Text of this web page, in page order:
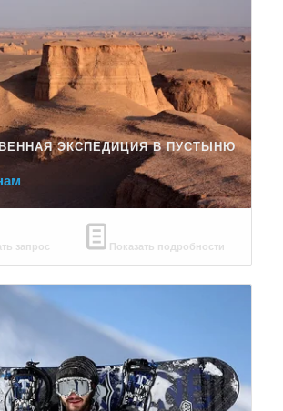
ЭКСПЕДИЦИЯ В ПУСТЫНЮ
запрос Показать подробности